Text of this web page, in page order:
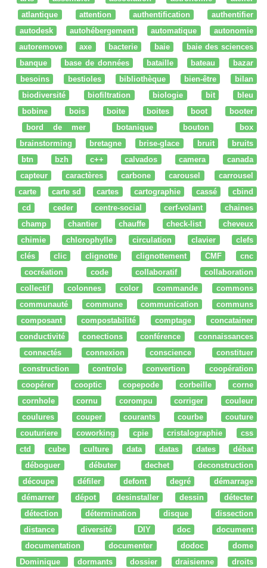
atlantique
attention authentification
authentifier
autodesk
autohébergement automatique
autonomie
autoremove
axe bacterie baie
baie des sciences
banque
base de données bataille bateau
bazar
besoins
bestioles bibliothèque bien-être
bilan
biodiversité
biofiltration biologie bit
bleu
bobine
bois boite boites boot
booter
bord de mer
botanique bouton
box
brainstorming
bretagne brise-glace bruit
bruits
btn
bzh c++ calvados camera
canada
capteur
caractères carbone carousel
carrousel
carte
carte sd cartes cartographie cassé
cbind
cd
ceder centre-social cerf-volant
chaines
champ
chantier chauffe check-list
cheveux
chimie
chlorophylle circulation clavier
clefs
clés
clic clignotte clignottement CMF
cnc
cocréation
code collaboratif
collaboration
collectif
colonnes color commande
commons
communauté
commune communication
communs
composant
compostabilité comptage
concatainer
conductivité
conections conférence
connaissances
connectés
connexion conscience
constituer
construction
controle convertion
coopération
coopérer
cooptic copepode corbeille
corne
cornhole
cornu corompu corriger
couleur
coulures
couper courants courbe
couture
couturiere
coworking cpie cristalographie
css
ctd
cube culture data datas dates
débat
déboguer
débuter dechet
deconstruction
découpe
défiler defont degré
démarrage
démarrer
dépot desinstaller dessin
détecter
détection
détermination disque
dissection
distance
diversité DIY doc
document
documentation
documenter dodoc
dome
Dominique
dormants dossier draisienne droits